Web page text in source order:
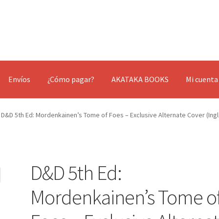
Envíos ¿Cómo pagar? AKATAKA BOOKS Mi cuenta
D&D 5th Ed: Mordenkainen’s Tome of Foes – Exclusive Alternate Cover
D&D 5th Ed:
Mordenkainen’s Tome